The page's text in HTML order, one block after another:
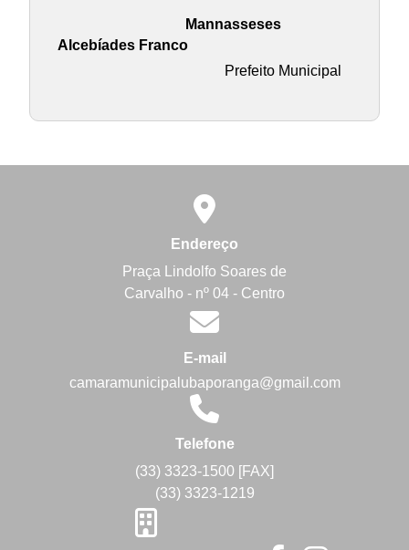
Mannasseses
Alcebíades Franco
Prefeito Municipal
Endereço
Praça Lindolfo Soares de
Carvalho - nº 04 - Centro
E-mail
camaramunicipalubaporanga@gmail.com
Telefone
(33) 3323-1500 [FAX]
(33) 3323-1219